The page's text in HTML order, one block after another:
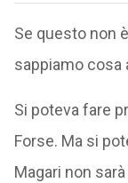
Se questo non
sappiamo cosa
Si poteva fare
Forse. Ma si
Magari non